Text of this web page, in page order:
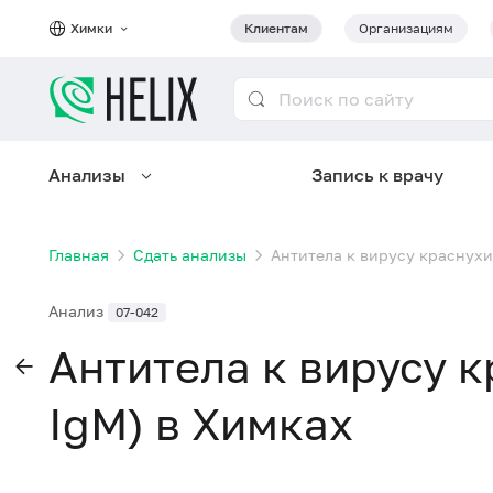
Химки Клиентам Организациям
Анализы Запись к врачу
Главная Сдать анализы Антитела к вирусу
Анализ 07-042
Антитела к вирусу
IgM) в Химках